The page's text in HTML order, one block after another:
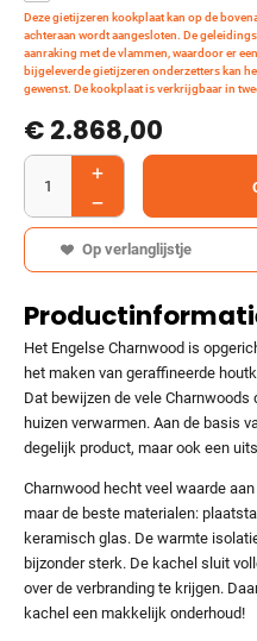
Deze gietijzeren kookplaat kan op de
achteraan wordt aangesloten. De
aanraking met de vlammen, waardoor er
bijgeleverde gietijzeren onderzetters kan
gewenst. De kookplaat is verkrijgbaar in
€ 2.868,00
Op verlanglijstje
Het Engelse Charnwood is
het maken van geraffineerde
Dat bewijzen de vele
huizen verwarmen. Aan de basis
degelijk product, maar ook een
Charnwood hecht veel waarde
maar de beste materialen:
keramisch glas. De warmte
bijzonder sterk. De kachel sluit
over de verbranding te krijgen.
kachel een makkelijk onderhoud!